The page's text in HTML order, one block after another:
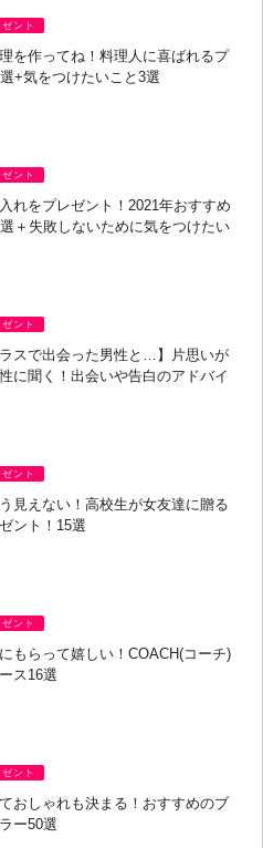
ント
を作ってね！料理人に喜ばれるプ
+気をつけたいこと3選
ント
れをプレゼント！2021年おすすめ
＋失敗しないために気をつけたい
ント
ラスで出会った男性と…】片思いが
に聞く！出会いや告白のアドバイ
ント
見えない！高校生が女友達に贈る
ント！15選
ント
もらって嬉しい！COACH(コーチ)
ス16選
ント
おしゃれも決まる！おすすめのブ
ー50選